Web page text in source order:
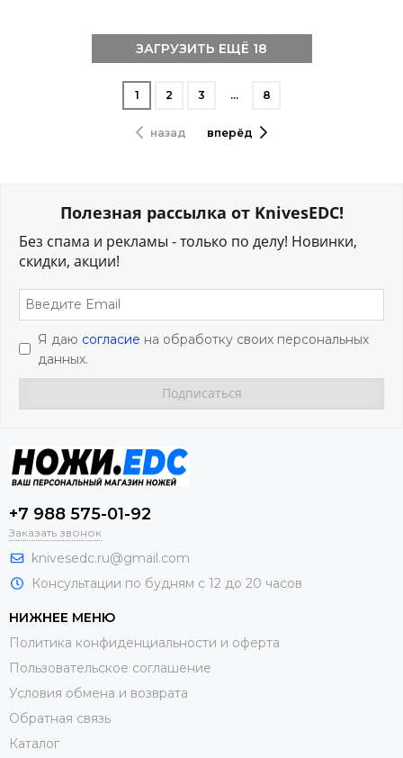
ЗАГРУЗИТЬ ЕЩЁ 18
назад
1 2 3 … 8
вперёд
Полезная рассылка от KnivesEDC!
Без спама и рекламы - только по делу! Новинки,
скидки, акции!
Я даю согласие на обработку своих персональных
данных.
+7 988 575-01-92
Заказать звонок
knivesedc.ru@gmail.com
Консультации по будням с 12 до 20 часов
НИЖНЕЕ МЕНЮ
Политика конфиденциальности и оферта
Пользовательское соглашение
Условия обмена и возврата
Обратная связь
Каталог